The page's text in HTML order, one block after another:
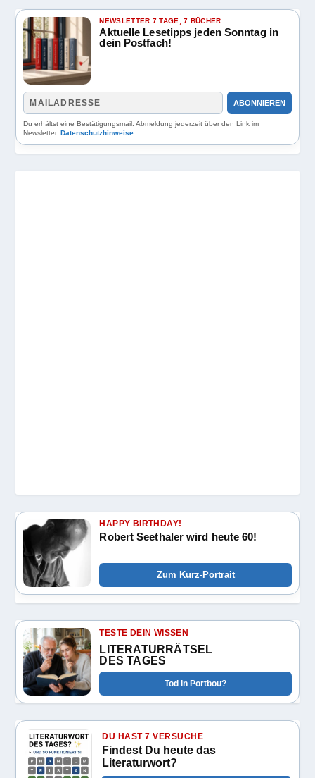
NEWSLETTER 7 TAGE, 7 BÜCHER
Aktuelle Lesetipps jeden Sonntag in
dein Postfach!
ABONNIEREN
Du erhältst eine Bestätigungsmail. Abmeldung jederzeit über den Link im
Newsletter.Datenschutzhinweise
HAPPY BIRTHDAY!
Robert Seethaler wird heute 60!
Zum Kurz-Portrait
TESTE DEIN WISSEN
LITERATURRÄTSEL
DES TAGES
Tod in Portbou?
DU HAST 7 VERSUCHE
Findest Du heute das
Literaturwort?